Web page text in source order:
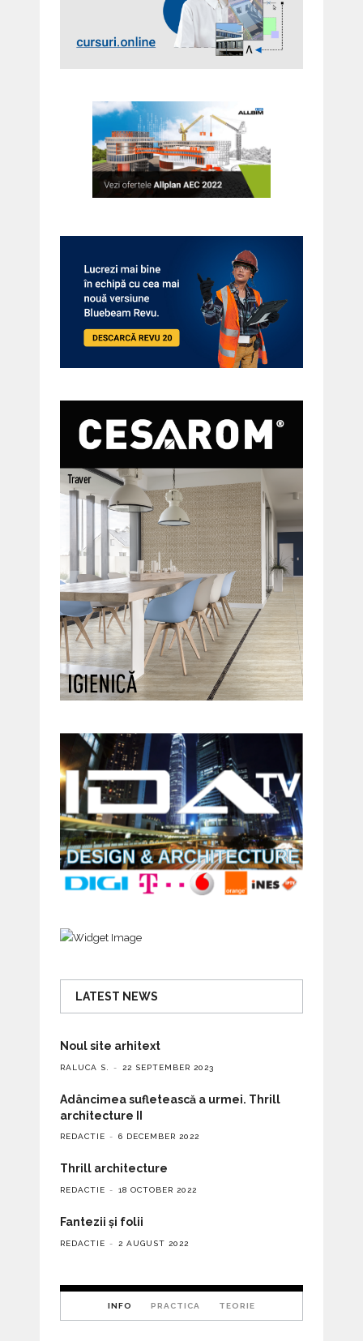
LATEST NEWS
Noul site arhitext
RALUCA S. 22 SEPTEMBER 2023
Adâncimea sufletească a urmei. Thrill
architecture II
REDACTIE 6 DECEMBER 2022
Thrill architecture
REDACTIE 18 OCTOBER 2022
Fantezii și folii
REDACTIE 2 AUGUST 2022
INFO PRACTICA TEORIE